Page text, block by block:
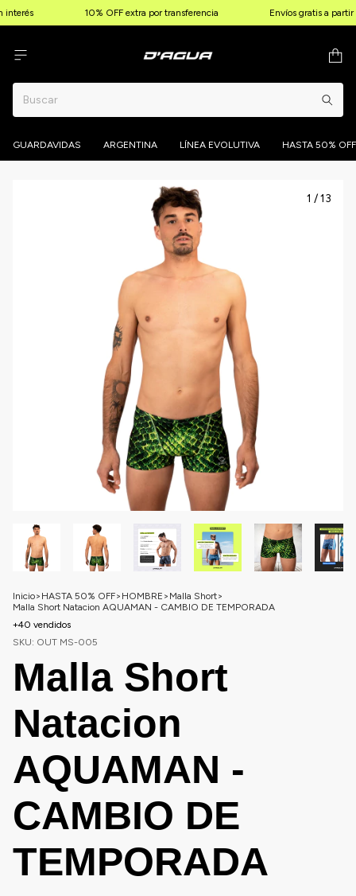
10% OFF extra por transferencia Envíos gratis a
GUARDAVIDAS ARGENTINA LÍNEA EVOLUTIVA HASTA 50% OFF
1 /13
Inicio> HASTA 50% OFF> HOMBRE > Malla Short>
Malla Short Natacion AQUAMAN - CAMBIO DE TEMPORADA
+40 vendidos
SKU: OUT MS-005
Malla Short
Natacion
AQUAMAN -
CAMBIO DE
TEMPORADA